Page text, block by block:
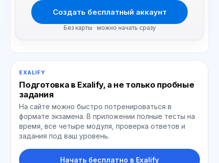
Создать бесплатный аккаунт
Без карты · можно начать сразу
EXALIFY
Подготовка в Exalify, а не только пробные
задания
На сайте можно быстро потренироваться в
формате экзамена. В приложении полные тесты на
время, все четыре модуля, проверка ответов и
задания под ваш уровень.
Начать бесплатно в Exalify